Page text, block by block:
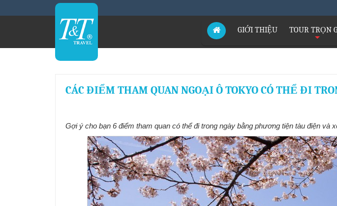
GIỚI THIỆU
+
TOUR TRỌN
CÁC ĐIỂM THAM QUAN NGOẠI Ô TOKYO CÓ THỂ ĐI
Gợi ý cho bạn 6 điểm tham quan có thể đi trong ngày bằng phương tiện tàu điện và